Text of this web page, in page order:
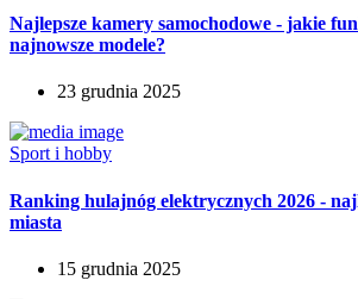
Najlepsze kamery samochodowe - jakie
najnowsze modele?
23 grudnia 2025
Sport i hobby
Ranking hulajnóg elektrycznych 2026 -
miasta
15 grudnia 2025